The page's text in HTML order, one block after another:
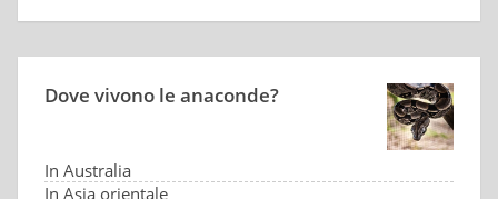
Dove vivono le anaconde?
In Australia
In Asia orientale